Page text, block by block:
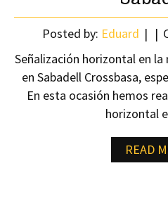
Posted by: Eduard
Señalización horizontal en
en Sabadell Crossbasa,
En esta ocasión hemos
horizontal
READ